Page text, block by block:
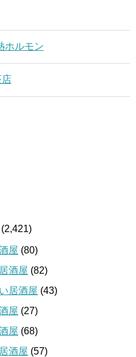
ホルモン
(2,421)
屋 (80)
酒屋 (82)
居酒屋 (43)
屋 (27)
屋 (68)
酒屋 (57)